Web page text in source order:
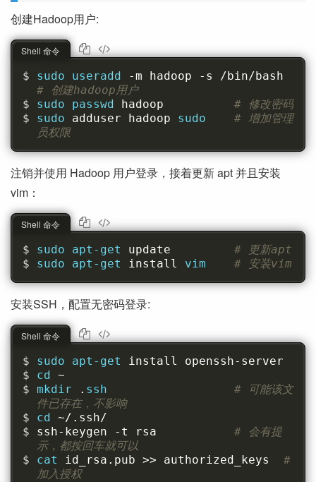
创建Hadoop用户:
sudo useradd
# 创建hadoop用户
sudo passwd
hadoop # 修改密码
sudo adduser hadoop sudo # 增加管理
员权限
Shell 命令
注销并使用 Hadoop 用户登录，接着更新 apt 并且安装
vim：
sudo apt-get update # 更新apt
sudo apt-get install vim # 安装vim
Shell 命令
安装SSH，配置无密码登录:
sudo apt-get install openssh-server
cd ~
mkdir
. ssh # 可能该文
件已存在，不影响
cd ~/.ssh/
ssh-keygen -t rsa # 会有提
示，都按回车就可以
cat id_rsa.pub >> authorized_keys #
加入授权
Shell 命令